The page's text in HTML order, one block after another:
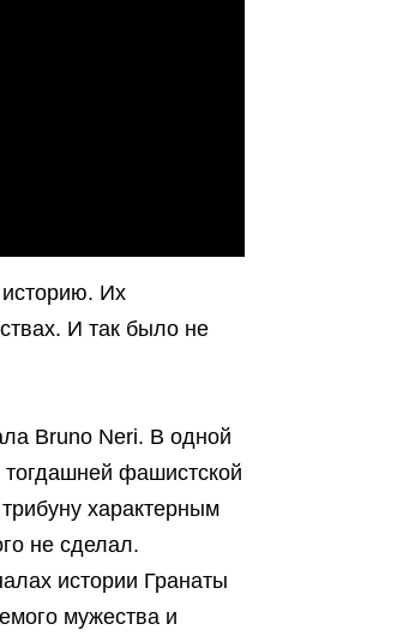
Их
И так было не
Bruno Neri. В одной
тогдашней фашистской
характерным
не сделал.
истории Гранаты
мужества и